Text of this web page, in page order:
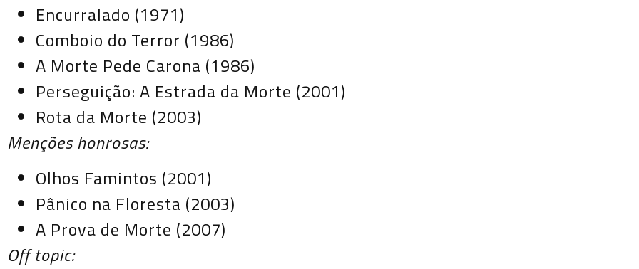
Encurralado (1971)
Comboio do Terror (1986)
A Morte Pede Carona (1986)
Perseguição: A Estrada da Morte (2001)
Rota da Morte (2003)
Menções honrosas:
Olhos Famintos (2001)
Pânico na Floresta (2003)
A Prova de Morte (2007)
Off topic: